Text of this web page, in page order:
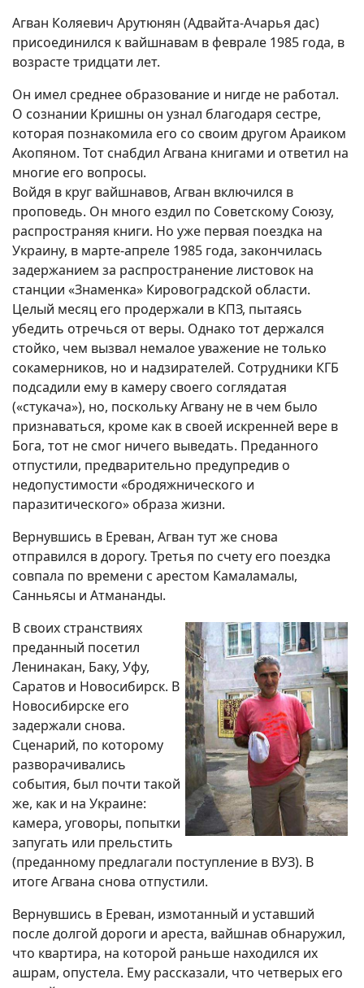
Агван Коляевич Арутюнян (Адвайта-Ачарья дас)
присоединился к вайшнавам в феврале 1985 года, в
возрасте тридцати лет.
Он имел среднее образование и нигде не работал.
О сознании Кришны он узнал благодаря сестре,
которая познакомила его со своим другом Араиком
Акопяном. Тот снабдил Агвана книгами и ответил на
многие его вопросы.
Войдя в круг вайшнавов, Агван включился в
проповедь. Он много ездил по Советскому Союзу,
распространяя книги. Но уже первая поездка на
Украину, в марте-апреле 1985 года, закончилась
задержанием за распространение листовок на
станции «Знаменка» Кировоградской области.
Целый месяц его продержали в КПЗ, пытаясь
убедить отречься от веры. Однако тот держался
стойко, чем вызвал немалое уважение не только
сокамерников, но и надзирателей. Сотрудники КГБ
подсадили ему в камеру своего соглядатая
(«стукача»), но, поскольку Агвану не в чем было
признаваться, кроме как в своей искренней вере в
Бога, тот не смог ничего выведать. Преданного
отпустили, предварительно предупредив о
недопустимости «бродяжнического и
паразитического» образа жизни.
Вернувшись в Ереван, Агван тут же снова
отправился в дорогу. Третья по счету его поездка
совпала по времени с арестом Камаламалы,
Санньясы и Атмананды.
В своих странствиях
преданный посетил
Ленинакан, Баку, Уфу,
Саратов и Новосибирск. В
Новосибирске его
задержали снова.
Сценарий, по которому
разворачивались
события, был почти такой
же, как и на Украине:
камера, уговоры, попытки
запугать или прельстить
(преданному предлагали поступление в ВУЗ). В
итоге Агвана снова отпустили.
Вернувшись в Ереван, измотанный и уставший
после долгой дороги и ареста, вайшнав обнаружил,
что квартира, на которой раньше находился их
ашрам, опустела. Ему рассказали, что четверых его